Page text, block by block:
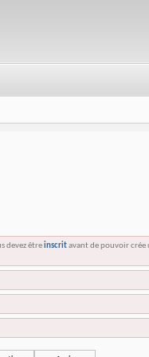
devez êtreinscritavant de pouvoir crée